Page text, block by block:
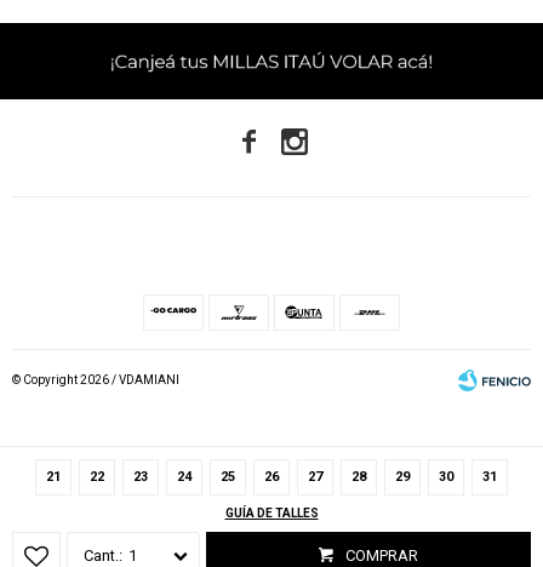
21 22 23 24 25 26 27 28 29 30 31
GUÍA DE TALLES
1 COMPRAR
 
© Copyright 2026 / VDAMIANI